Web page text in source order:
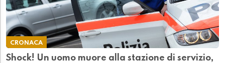
CRONACA
Shock! Un uomo muore alla stazione di servizio,